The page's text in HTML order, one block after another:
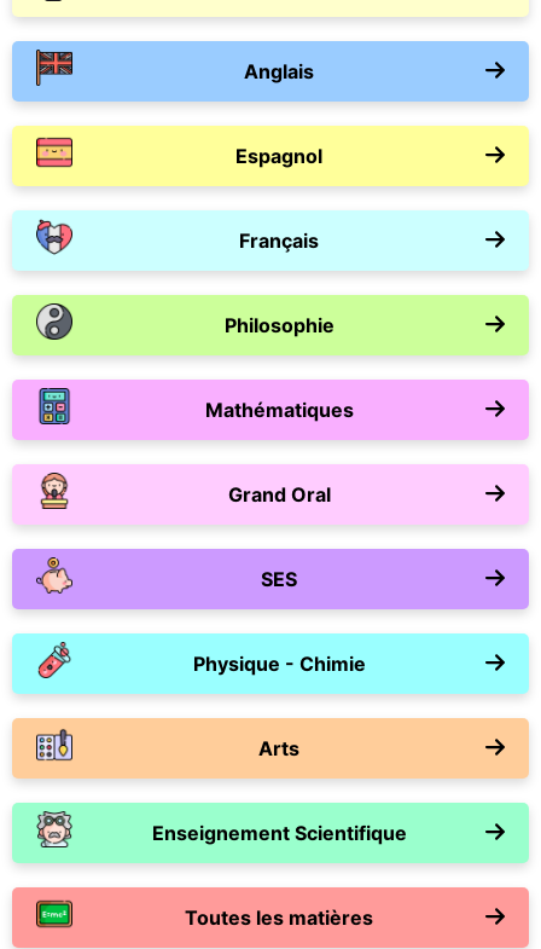
Anglais
Espagnol
Français
Philosophie
Mathématiques
Grand Oral
SES
Physique - Chimie
Arts
Enseignement Scientifique
Toutes les matières